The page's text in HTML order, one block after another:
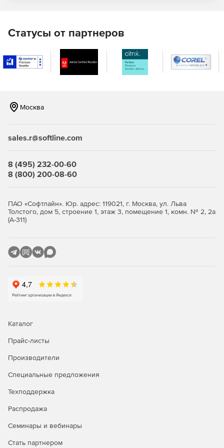
.NET.
Предоставление данных для выбора приоритетных
задач в области разработки и исправления ошибок
ПО.
Автоматическое оповещение о каждом исключении,
обнаруженном конечными пользователями.
снимков экрана к отчетам об ошибках.
Обфускация кода:
Обеспечение большей комплексности структуры
Кодирование строк, содержащих уязвимые данные.
обфускации кода, уменьшения размера приложений и
ускорения доставки данных, генерации отчетов об
возможностями защиты подлинности, использования
SDK для программного доступа к оперативным
Статусы от партнеров
Москва
sales.r@softline.com
8 (495) 232-00-60
8 (800) 200-08-60
ПАО «Софтлайн». Юр. адрес: 119021, г. Москва, ул. Льва
Толстого, дом 5, строение 1, этаж 3, помещение 1, комн. № 2, 2а
(А-311)
Каталог
Прайс-листы
Производители
Специальные предложения
Техподдержка
Распродажа
Семинары и вебинары
Стать партнером